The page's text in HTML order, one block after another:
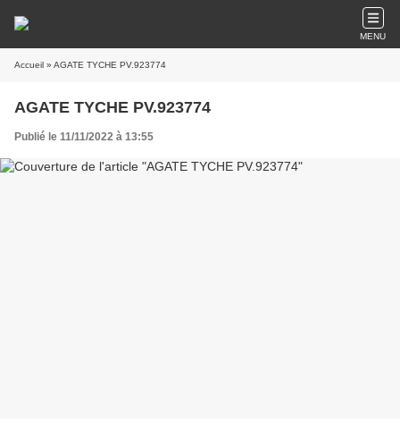
MENU
Accueil » AGATE TYCHE PV.923774
AGATE TYCHE PV.923774
Publié le 11/11/2022 à 13:55